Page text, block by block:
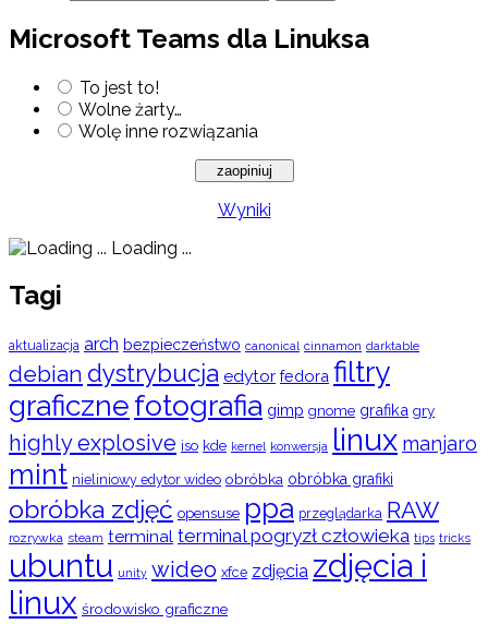
Microsoft Teams dla Linuksa
To jest to!
Wolne żarty…
Wolę inne rozwiązania
Wyniki
Loading ...
Tagi
aktualizacja arch bezpieczeństwo canonical cinnamon darktable
debian dystrybucja edytor fedora filtry
graficznefotografia gimp gnome grafika gry
highly explosive iso kde kernel konwersja linux manjaro
mint nieliniowy edytor wideo obróbka obróbka grafiki
obróbka zdjęć opensuse ppa przeglądarka RAW
rozrywka steam terminal terminal pogryzł człowieka tips tricks
ubuntu unity wideo xfce zdjęcia zdjęcia i
linux środowisko graficzne